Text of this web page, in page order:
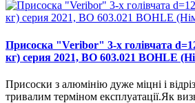
Присоска "Veribor" 3-х голівчата
кг) серия 2021, BO 603.021 BOHLE
Присоски з алюмінію дуже міцні і
тривалим терміном експлуатації.Як